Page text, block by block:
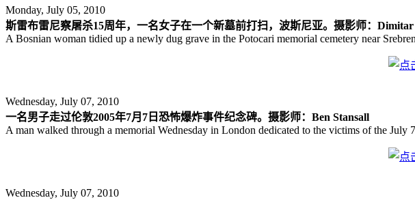
Monday, July 05, 2010
斯雷布雷尼察屠杀15周年，一名女子在一个新墓前打扫，波斯尼亚。摄影师：
A Bosnian woman tidied up a newly dug grave in the Potocari memorial cemetery near
Wednesday, July 07, 2010
一名男子走过伦敦2005年7月7日恐怖爆炸事件纪念碑。摄影师：Ben Stansall
A man walked through a memorial Wednesday in London dedicated to the victims of the July
Wednesday, July 07, 2010